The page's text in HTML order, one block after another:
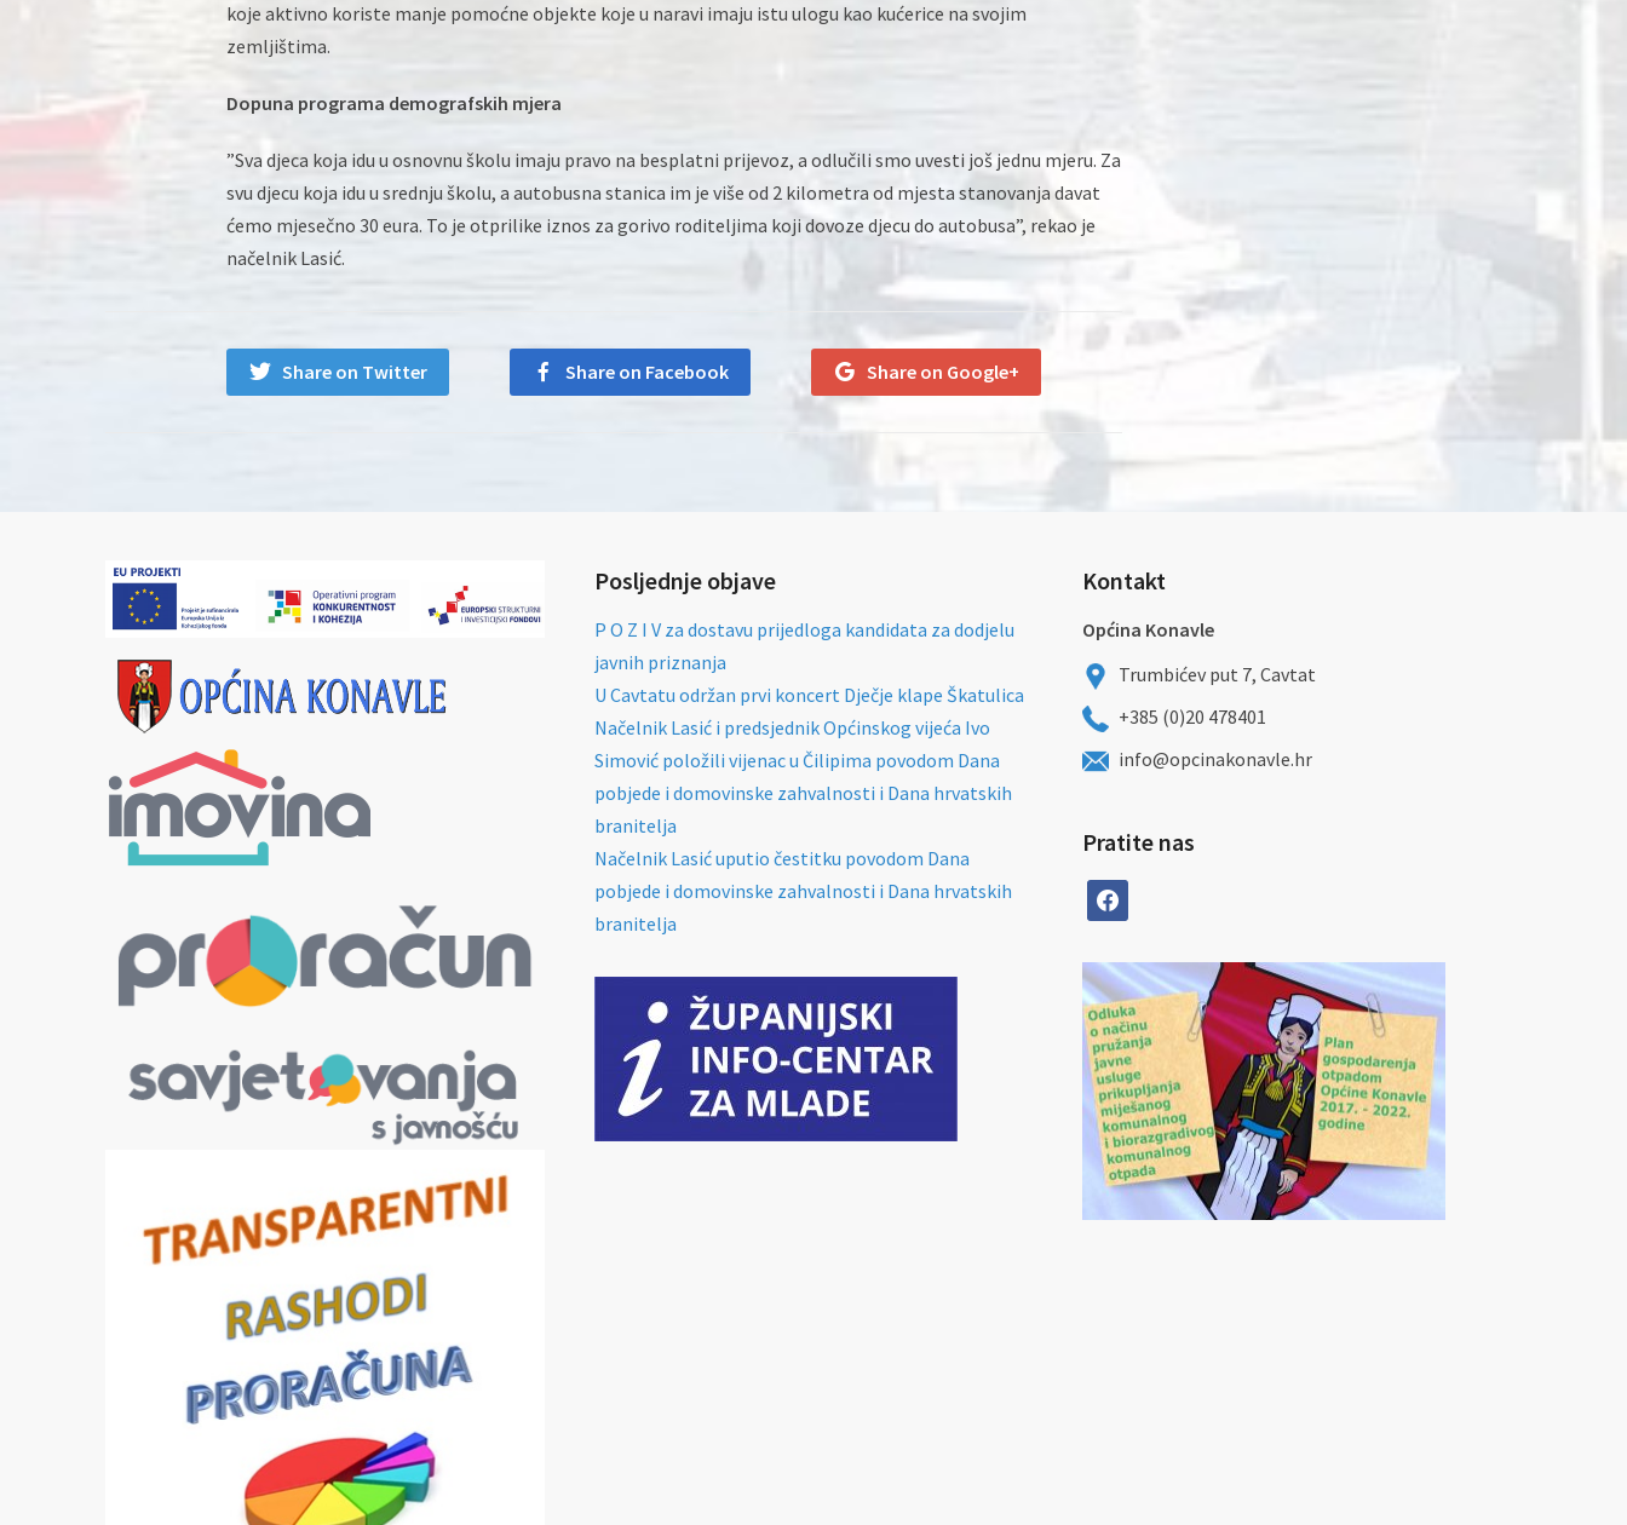
koje aktivno koriste manje pomoćne objekte koje u naravi imaju istu ulogu kao kućerice na svojim
zemljištima.
Dopuna programa demografskih mjera
”Sva djeca koja idu u osnovnu školu imaju pravo na besplatni prijevoz, a odlučili smo uvesti još jednu mjeru. Za
svu djecu koja idu u srednju školu, a autobusna stanica im je više od 2 kilometra od mjesta stanovanja davat
ćemo mjesečno 30 eura. To je otprilike iznos za gorivo roditeljima koji dovoze djecu do autobusa”, rekao je
načelnik Lasić.
Share on Twitter Share on Facebook Share on Google+
Posljednje objave
P O Z I V za dostavu prijedloga kandidata za dodjelu
javnih priznanja
U Cavtatu održan prvi koncert Dječje klape Škatulica
Načelnik Lasić i predsjednik Općinskog vijeća Ivo
Simović položili vijenac u Čilipima povodom Dana
pobjede i domovinske zahvalnosti i Dana hrvatskih
branitelja
Načelnik Lasić uputio čestitku povodom Dana
pobjede i domovinske zahvalnosti i Dana hrvatskih
branitelja
Kontakt
Općina Konavle
Trumbićev put 7, Cavtat
+385 (0)20 478401
info@opcinakonavle.hr
Pratite nas
facebook